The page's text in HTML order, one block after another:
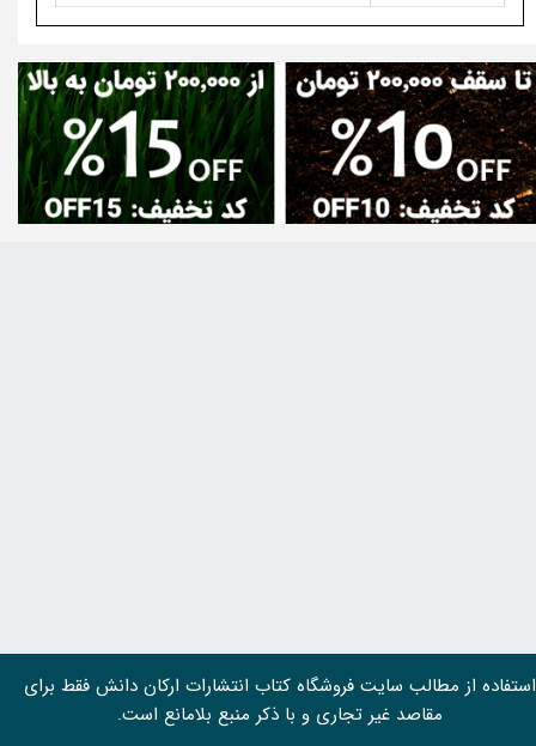
استفاده از مطالب سايت فروشگاه کتاب انتشارات ارکان دانش فقط برای
مقاصد غیر تجاری و با ذکر منبع بلامانع است.